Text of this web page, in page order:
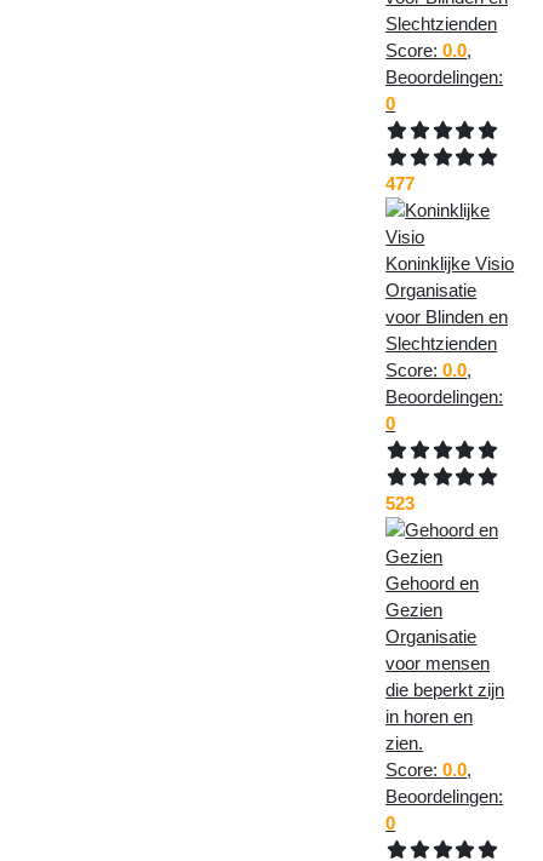
Slechtzienden
Score:0.0,
Beoordelingen:
0
477
Koninklijke Visio
Organisatie
voor Blinden en
Slechtzienden
Score:0.0,
Beoordelingen:
0
523
Gehoord en
Gezien
Organisatie
voor mensen
die beperkt zijn
in horen en
zien.
Score:0.0,
Beoordelingen:
0